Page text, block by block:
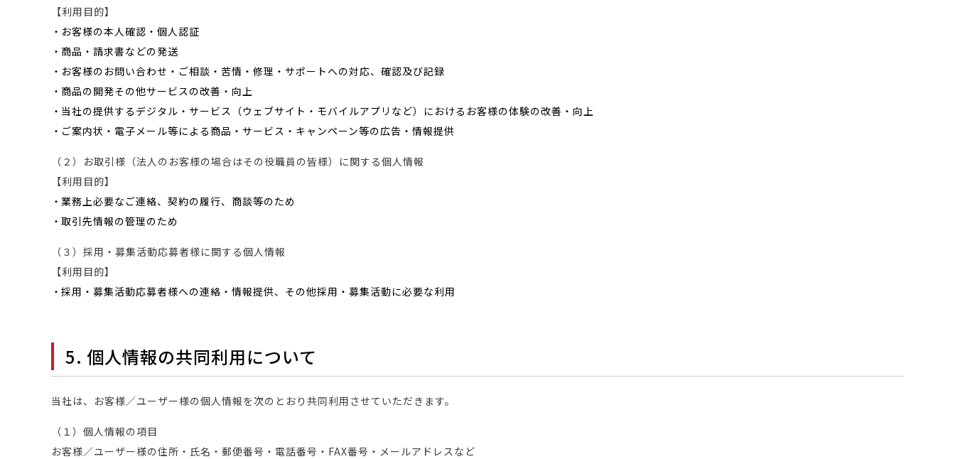
【利用目的】
・ お客様の本人確認・個人認証
・ 商品・請求書などの発送
・ お客様のお問い合わせ・ご相談・苦情・修理・サポートへの対応、確認及び記録
・ 商品の開発その他サービスの改善・向上
・ 当社の提供するデジタル・サービス（ウェブサイト・モバイルアプリなど）におけるお客様の体験の改善・向上
・ ご案内状・電子メール等による商品・サービス・キャンペーン等の広告・情報提供
（２）お取引様（法人のお客様の場合はその役職員の皆様）に関する個人情報
【利用目的】
・業務上必要なご連絡、契約の履行、商談等のため
・取引先情報の管理のため
（３）採用・募集活動応募者様に関する個人情報
【利用目的】
・採用・募集活動応募者様への連絡・情報提供、その他採用・募集活動に必要な利用
5. 個人情報の共同利用について
当社は、お客様／ユーザー様の個人情報を次のとおり共同利用させていただきます。
（１）個人情報の項目
お客様／ユーザー様の住所・氏名・郵便番号・電話番号・FAX番号・メールアドレスなど